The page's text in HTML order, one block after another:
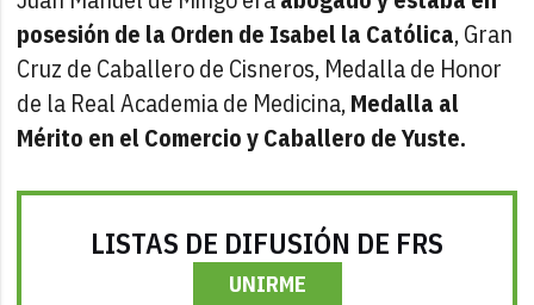
posesión de la Orden de Isabel la Católica, Gran
Cruz de Caballero de Cisneros, Medalla de Honor
de la Real Academia de Medicina,Medalla al
Mérito en el Comercio y Caballero de Yuste.
LISTAS DE DIFUSIÓN DE FRS
UNIRME